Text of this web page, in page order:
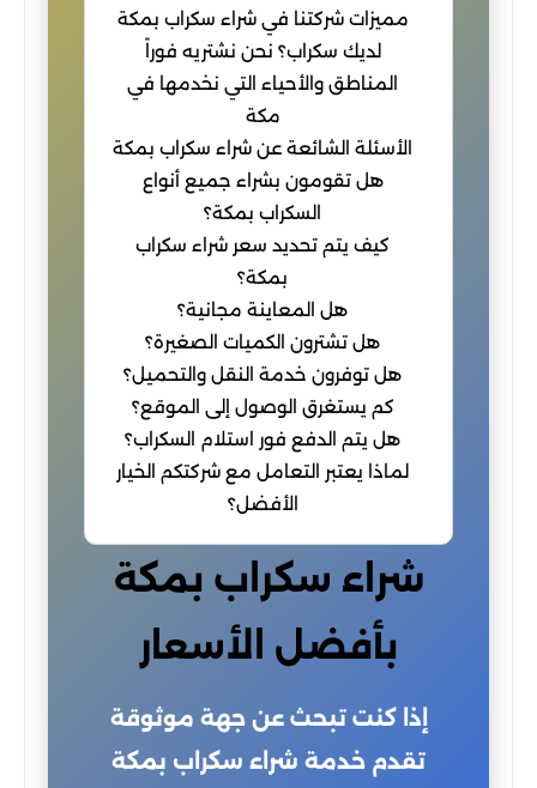
مميزات شركتنا في شراء سكراب بمكة
لديك سكراب؟ نحن نشتريه فوراً
المناطق والأحياء التي نخدمها في
مكة
الأسئلة الشائعة عن شراء سكراب بمكة
هل تقومون بشراء جميع أنواع
السكراب بمكة؟
كيف يتم تحديد سعر شراء سكراب
بمكة؟
هل المعاينة مجانية؟
هل تشترون الكميات الصغيرة؟
هل توفرون خدمة النقل والتحميل؟
كم يستغرق الوصول إلى الموقع؟
هل يتم الدفع فور استلام السكراب؟
لماذا يعتبر التعامل مع شركتكم الخيار
الأفضل؟
شراء سكراب بمكة
بأفضل الأسعار
إذا كنت تبحث عن جهة موثوقة
تقدم خدمة شراء سكراب بمكة